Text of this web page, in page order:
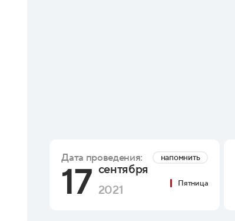
Дата проведения: напомнить
17 сентября
2021
Пятница